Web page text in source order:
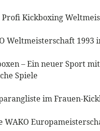
Profi Kickboxing
Weltmeisterschaft 1993
– Ein neuer Sport
Spiele
im Frauen-
WAKO